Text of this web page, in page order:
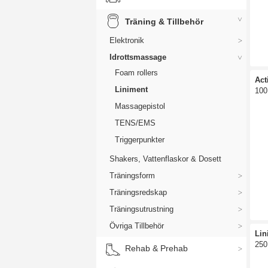
Träning & Tillbehör
Elektronik
Idrottsmassage
Foam rollers
Liniment
Massagepistol
TENS/EMS
Triggerpunkter
Shakers, Vattenflaskor & Dosett
Träningsform
Träningsredskap
Träningsutrustning
Övriga Tillbehör
Rehab & Prehab
att
i
250